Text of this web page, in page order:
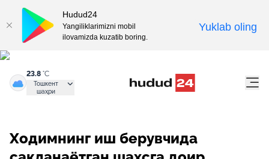
23.8 °C
Тошкент
шаҳри
Ходимнинг иш берувчида
Hudud24
Yangiliklarimizni mobil
ilovamizda kuzatib boring.
Yuklab oling